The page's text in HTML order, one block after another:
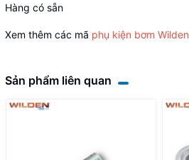
Hàng có sẵn
Xem thêm các mã phụ kiện bơm Wilden
Sản phẩm liên quan